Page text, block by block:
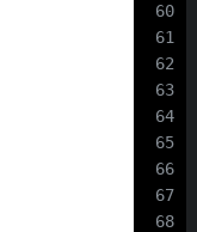
60
61
62
63
64
65
66
67
68